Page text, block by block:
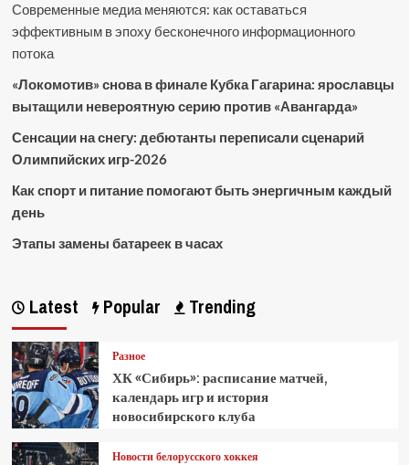
Современные медиа меняются: как оставаться
эффективным в эпоху бесконечного информационного
потока
«Локомотив» снова в финале Кубка Гагарина: ярославцы
вытащили невероятную серию против «Авангарда»
Сенсации на снегу: дебютанты переписали сценарий
Олимпийских игр-2026
Как спорт и питание помогают быть энергичным каждый
день
Этапы замены батареек в часах
Latest Popular Trending
Разное
ХК «Сибирь»: расписание матчей,
календарь игр и история
новосибирского клуба
Новости белорусского хоккея